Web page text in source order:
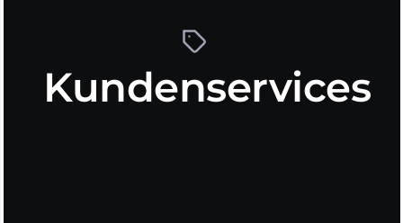
Kundenservices